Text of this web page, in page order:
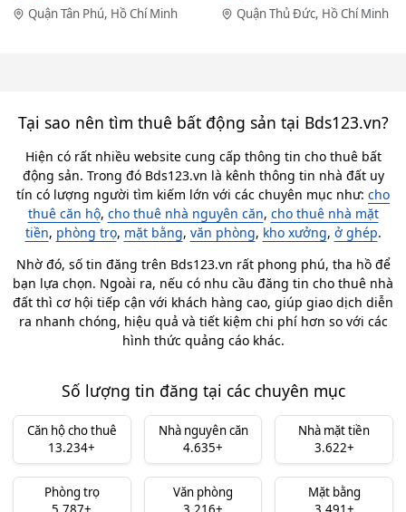
Quận Tân Phú, Hồ Chí Minh
Quận Thủ Đức, Hồ Chí Minh
Tại sao nên tìm thuê bất động sản tại Bds123.vn?
Hiện có rất nhiều website cung cấp thông tin cho thuê bất
động sản. Trong đó Bds123.vn là kênh thông tin nhà đất uy
tín có lượng người tìm kiếm lớn với các chuyên mục như: cho
thuê căn hộ, cho thuê nhà nguyên căn, cho thuê nhà mặt
tiền, phòng trọ, mặt bằng, văn phòng, kho xưởng, ở ghép.
Nhờ đó, số tin đăng trên Bds123.vn rất phong phú, tha hồ để
bạn lựa chọn. Ngoài ra, nếu có nhu cầu đăng tin cho thuê nhà
đất thì cơ hội tiếp cận với khách hàng cao, giúp giao dịch diễn
ra nhanh chóng, hiệu quả và tiết kiệm chi phí hơn so với các
hình thức quảng cáo khác.
Số lượng tin đăng tại các chuyên mục
Căn hộ cho thuê
13.234+
Nhà nguyên căn
4.635+
Nhà mặt tiền
3.622+
Phòng trọ
Văn phòng
Mặt bằng